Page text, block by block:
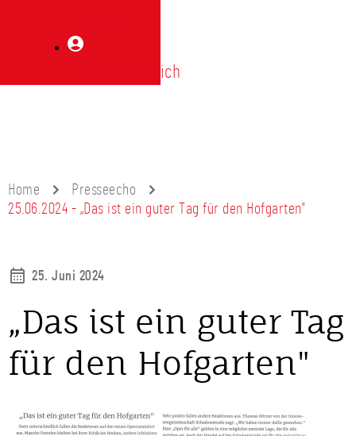
Mitgliederbereich
Home
Presseecho
25.06.2024 - „Das ist ein guter Tag für den Hofgarten"
25. Juni 2024
„Das ist ein guter Tag
für den Hofgarten"